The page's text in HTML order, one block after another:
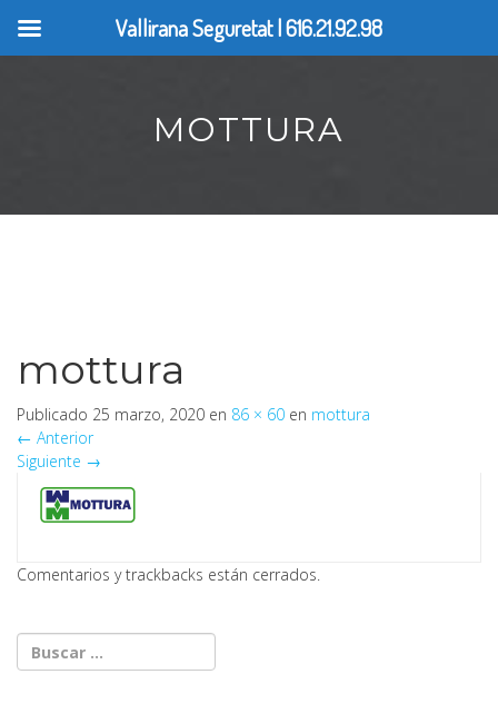
MOTTURA
mottura
Publicado 25 marzo, 2020 en 86 × 60 en mottura
← Anterior
Siguiente →
Comentarios y trackbacks están cerrados.
Vallirana Seguretat | 616.21.92.98